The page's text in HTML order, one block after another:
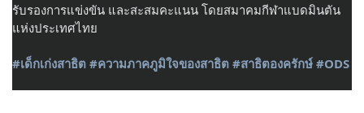
รับรองการแข่งขัน และสะสมคะแนน โดยสมาคมกีฬาแบดมินตัน
แห่งประเทศไทย
#เด็กเก่งสาธิต #ความภาคภูมิใจของสาธิต #สาธิตองครักษ์ #ODS